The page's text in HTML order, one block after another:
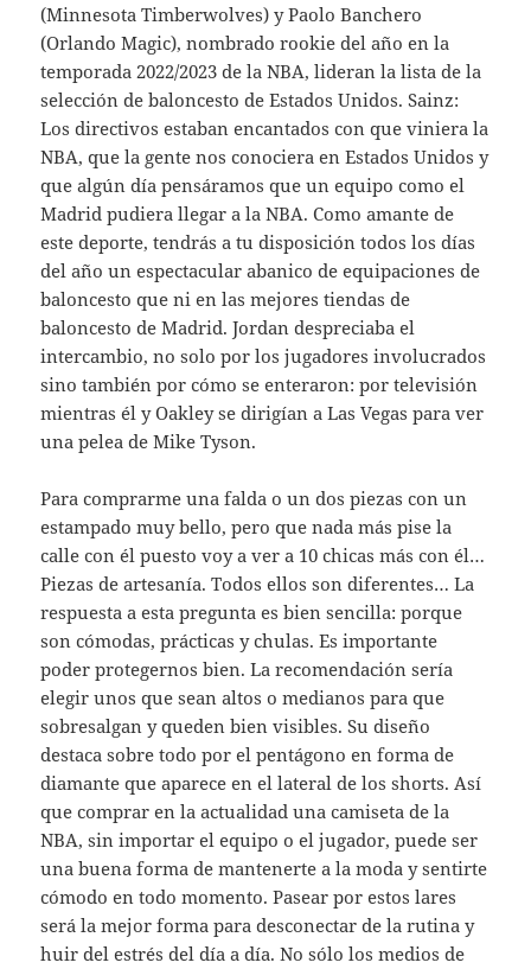
(Minnesota Timberwolves) y Paolo Banchero
(Orlando Magic), nombrado rookie del año en la
temporada 2022/2023 de la NBA, lideran la lista de la
selección de baloncesto de Estados Unidos. Sainz:
Los directivos estaban encantados con que viniera la
NBA, que la gente nos conociera en Estados Unidos y
que algún día pensáramos que un equipo como el
Madrid pudiera llegar a la NBA. Como amante de
este deporte, tendrás a tu disposición todos los días
del año un espectacular abanico de equipaciones de
baloncesto que ni en las mejores tiendas de
baloncesto de Madrid. Jordan despreciaba el
intercambio, no solo por los jugadores involucrados
sino también por cómo se enteraron: por televisión
mientras él y Oakley se dirigían a Las Vegas para ver
una pelea de Mike Tyson.
Para comprarme una falda o un dos piezas con un
estampado muy bello, pero que nada más pise la
calle con él puesto voy a ver a 10 chicas más con él…
Piezas de artesanía. Todos ellos son diferentes… La
respuesta a esta pregunta es bien sencilla: porque
son cómodas, prácticas y chulas. Es importante
poder protegernos bien. La recomendación sería
elegir unos que sean altos o medianos para que
sobresalgan y queden bien visibles. Su diseño
destaca sobre todo por el pentágono en forma de
diamante que aparece en el lateral de los shorts. Así
que comprar en la actualidad una camiseta de la
NBA, sin importar el equipo o el jugador, puede ser
una buena forma de mantenerte a la moda y sentirte
cómodo en todo momento. Pasear por estos lares
será la mejor forma para desconectar de la rutina y
huir del estrés del día a día. No sólo los medios de